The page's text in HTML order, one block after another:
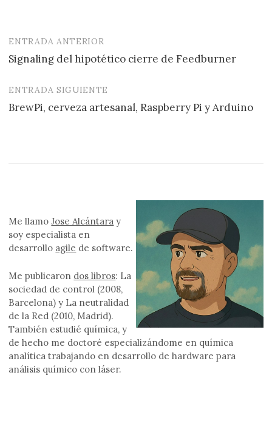
Navegación
de
entradas
ENTRADA ANTERIOR
Signaling del hipotético cierre de Feedburner
ENTRADA SIGUIENTE
BrewPi, cerveza artesanal, Raspberry Pi y Arduino
Me llamoJose Alcántara y
soy especialista en
desarrollo agile de software.
Me publicaron dos libros: La
sociedad de control (2008,
Barcelona) y La neutralidad
de la Red (2010, Madrid).
También estudié química, y
de hecho me doctoré especializándome en química
analítica trabajando en desarrollo de hardware para
análisis químico con láser.